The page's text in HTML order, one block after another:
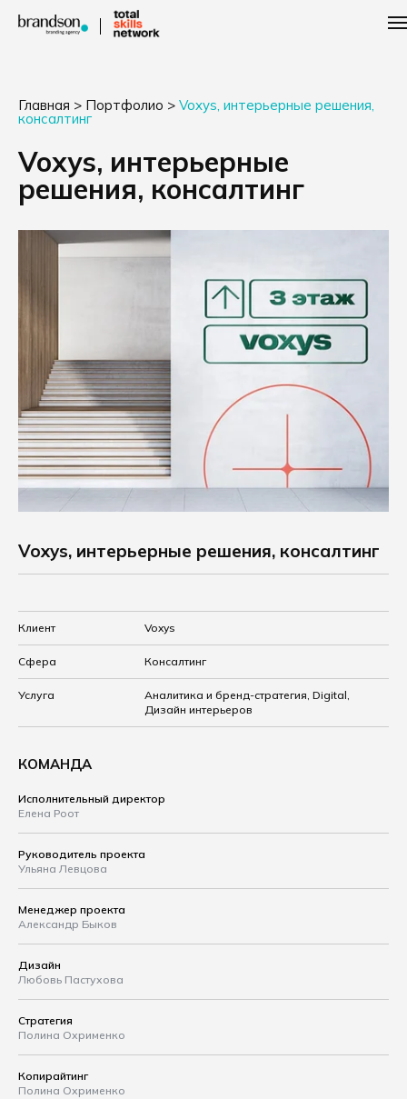
Главная > Портфолио > Voxys, интерьерные решения,
консалтинг
Voxys, интерьерные
решения, консалтинг
Voxys, интерьерные решения, консалтинг
Клиент Voxys
Сфера Консалтинг
Услуга
Аналитика и бренд-стратегия, Digital,
Дизайн интерьеров
КОМАНДА
Исполнительный директор
Елена Роот
Руководитель проекта
Ульяна Левцова
Менеджер проекта
Александр Быков
Дизайн
Любовь Пастухова
Стратегия
Полина Охрименко
Копирайтинг
Полина Охрименко